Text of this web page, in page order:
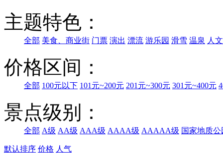
主题特色：
全部 美食、商业街 门票 演出 漂流 游乐园 滑雪 温泉 人
价格区间：
全部 100元以下 101元~200元 201元~300元 301元~400元
景点级别：
全部 A级 AA级 AAA级 AAAA级 AAAAA级 国家地质公
默认排序 价格 人气